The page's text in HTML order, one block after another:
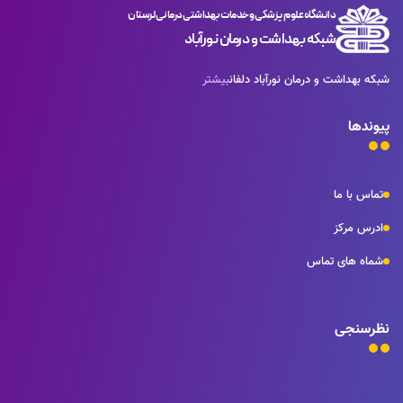
دانشگاه علوم پزشکی و خدمات بهداشتی درمانی لرستان
شبکه بهداشت و درمان نورآباد
شبکه بهداشت و درمان نورآباد دلفانبیشتر
پیوندها
تماس با ما
ادرس مرکز
شماه های تماس
نظرسنجی